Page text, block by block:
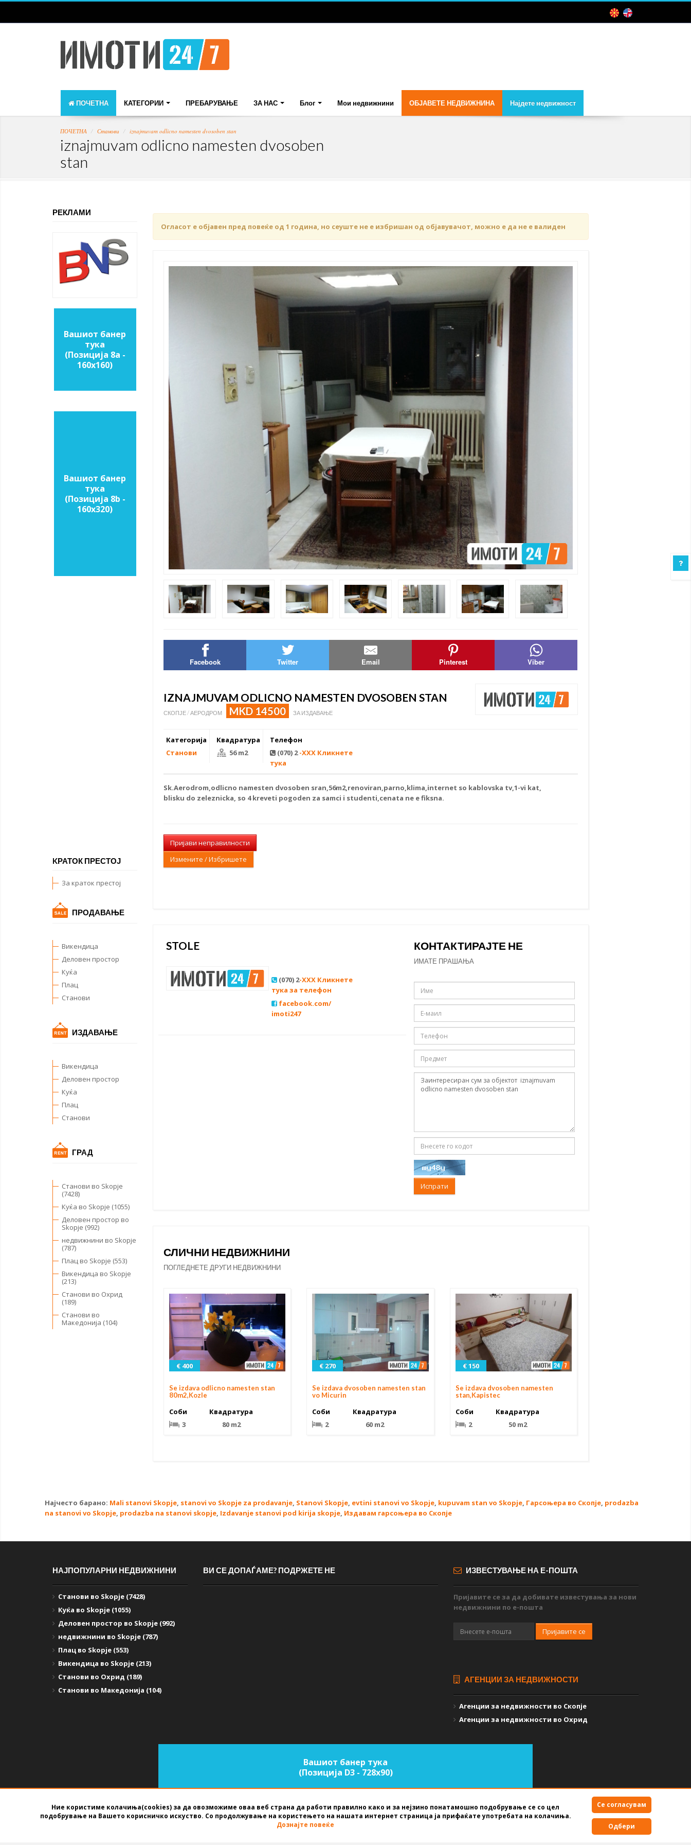
ПОЧЕТНА КАТЕГОРИИ ПРЕБАРУВАЊЕ ЗА НАС Блог Мои недвижнини ОБЈАВЕТЕ НЕДВИЖНИНА Најдете недвижност
ПОЧЕТНА Станови iznajmuvam odlicno namesten dvosoben stan
iznajmuvam odlicno namesten dvosoben
stan
РЕКЛАМИ
Вашиот банер
тука
(Позиција 8a -
160х160)
Вашиот банер
тука
(Позиција 8b -
160х320)
KРАТОК ПРЕСТОЈ
За краток престој
ПРОДАВАЊЕ
Викендица
Деловен простор
Куќа
Плац
Станови
ИЗДАВАЊЕ
Викендица
Деловен простор
Куќа
Плац
Станови
ГРАД
Станови во Skopje
(7428)
Куќа во Skopje (1055)
Деловен простор во
Skopje (992)
недвижнини во Skopje
(787)
Плац во Skopje (553)
Викендица во Skopje
(213)
Станови во Охрид
(189)
Станови во
Македонија (104)
Огласот е објавен пред повеќе од 1 година, но сеуште не е избришан од објавувачот, можно е да не е валиден
Facebook Twitter Email Pinterest Viber
IZNAJMUVAM ODLICNO NAMESTEN DVOSOBEN STAN
СКОПЈЕ / АЕРОДРОМ MKD 14500 ЗА ИЗДАВАЊЕ
Категорија
Станови
Квадратура
56 m2
Телефон
(070) 2-XXX Кликнете
тука
Sk.Aerodrom,odlicno namesten dvosoben sran,56m2,renoviran,parno,klima,internet so kablovska tv,1-vi kat,
blisku do zeleznicka, so 4 kreveti pogoden za samci i studenti,cenata ne e fiksna.
Пријави неправилности
Измените / Избришете
STOLE
(070) 2-XXX Кликнете
тука за телефон
facebook.com/
imoti247
КОНТАКТИРАЈТЕ НЕ
ИМАТЕ ПРАШАЊА
Испрати
СЛИЧНИ НЕДВИЖНИНИ
ПОГЛЕДНЕТЕ ДРУГИ НЕДВИЖНИНИ
€ 400
Se izdava odlicno namesten stan
80m2,Kozle
Соби
3
Квадратура
80 m2
€ 270
Se izdava dvosoben namesten stan
vo Micurin
Соби
2
Квадратура
60 m2
€ 150
Se izdava dvosoben namesten
stan,Kapistec
Соби
2
Квадратура
50 m2
Најчесто барано: Mali stanovi Skopje, stanovi vo Skopje za prodavanje, Stanovi Skopje, evtini stanovi vo Skopje, kupuvam stan vo Skopje, Гарсоњера во Скопје, prodazba
na stanovi vo Skopje, prodazba na stanovi skopje, Izdavanje stanovi pod kirija skopje, Издавам гарсоњера во Скопје
НАЈПОПУЛАРНИ НЕДВИЖНИНИ
Станови во Skopje (7428)
Куќа во Skopje (1055)
Деловен простор во Skopje (992)
недвижнини во Skopje (787)
Плац во Skopje (553)
Викендица во Skopje (213)
Станови во Охрид (189)
Станови во Македонија (104)
ВИ СЕ ДОПАЃАМЕ? ПОДРЖЕТЕ НЕ ИЗВЕСТУВАЊЕ НА Е-ПОШТА
Пријавите се за да добивате известувања за нови
недвижнини по е-пошта
Пријавите се
АГЕНЦИИ ЗА НЕДВИЖНОСТИ
Агенции за недвижности во Скопје
Агенции за недвижности во Охрид
Вашиот банер тука
(Позиција D3 - 728х90)
СОФТВЕР ЗА АГЕНЦИИ ЗА НЕДВИЖНИНИИЗРАБОТЕН ОДBEST NET STUDIO 2026 Правила за користење
Ние користиме колачиња(cookies) за да овозможиме оваа веб страна да работи правилно како и за нејзино понатамошно подобрување се со цел
подобрување на Вашето корисничко искуство. Со продолжување на користењето на нашата интернет страница ја прифаќате употребата на колачиња.
Дознајте повеќе
Се согласувам
Одбери